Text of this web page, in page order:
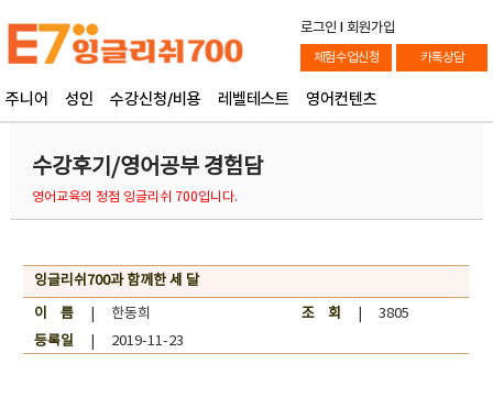
로그인 l 회원가입
체험수업신청 카톡상담
주니어 성인 수강신청/비용 레벨테스트 영어컨텐츠
수강후기/영어공부 경험담
영어교육의 정점 잉글리쉬 700입니다.
잉글리쉬700과 함께한 세 달
이 름| 한동희 조 회
| 3805
등록일| 2019-11-23